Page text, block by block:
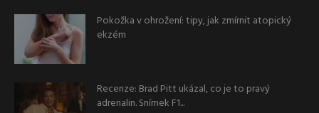
Pokožka v ohrožení: tipy, jak zmírnit atopický
ekzém
Recenze: Brad Pitt ukázal, co je to pravý
adrenalin. Snímek F1...